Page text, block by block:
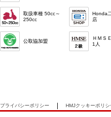
取扱車種 50cc～
250cc
Honda
店
公取協加盟
ＨＭＳ
1人
プライバシーポリシー HMJクッキーポリシ